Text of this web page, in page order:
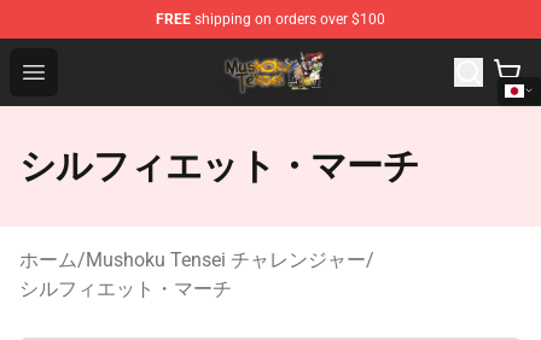
FREE shipping on orders over $100
Open menu
Mushoku Tensei Store - Official Mushoku Tensei
シルフィエット・マーチ
ホーム/Mushoku Tensei チャレンジャー/
シルフィエット・マーチ